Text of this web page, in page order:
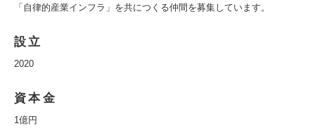
「自律的産業インフラ」を共につくる仲間を募集しています。
設立
2020
資本金
1億円